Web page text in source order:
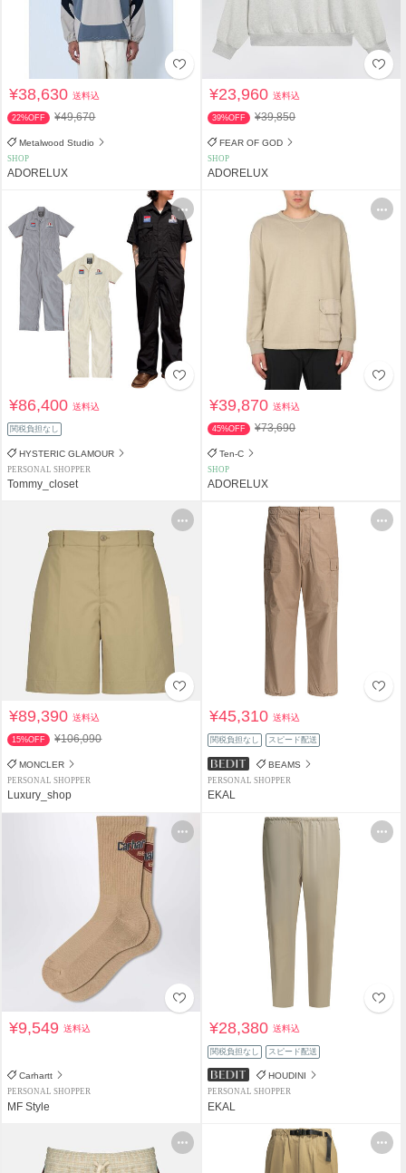
¥38,630送料込
22%OFF ¥49,670
Metalwood Studio
SHOP
ADORELUX
¥23,960送料込
39%OFF ¥39,850
FEAR OF GOD
SHOP
ADORELUX
¥86,400送料込
関税負担なし
HYSTERIC GLAMOUR
PERSONAL SHOPPER
Tommy_closet
¥39,870送料込
45%OFF ¥73,690
Ten-C
SHOP
ADORELUX
¥89,390送料込
15%OFF ¥106,090
MONCLER
PERSONAL SHOPPER
Luxury_shop
¥45,310送料込
関税負担なし スピード配送
BEAMS
PERSONAL SHOPPER
EKAL
¥9,549送料込
Carhartt
PERSONAL SHOPPER
MF Style
¥28,380送料込
関税負担なし スピード配送
HOUDINI
PERSONAL SHOPPER
EKAL